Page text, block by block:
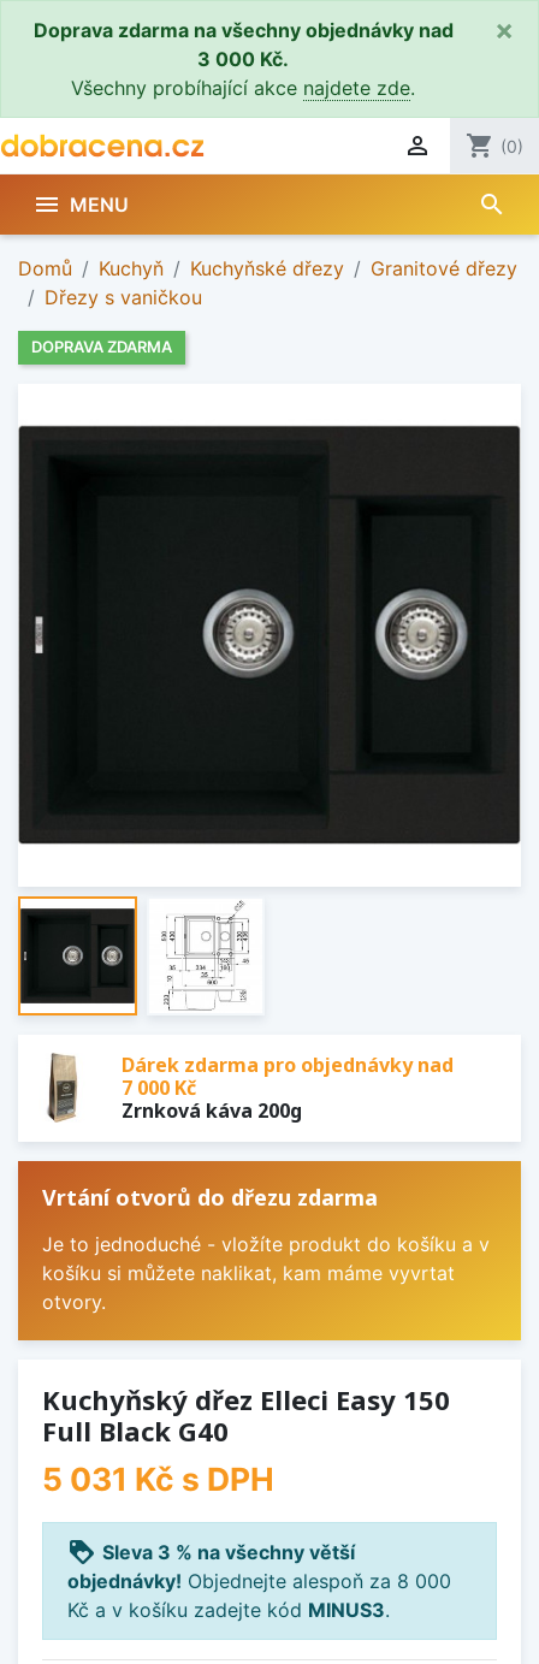
Doprava zdarma na všechny objednávky nad
3 000 Kč.
Všechny probíhající akce najdete zde.
×
 shopping_cart (0)
 MENU search
Domů Kuchyň Kuchyňské dřezy
Granitové dřezy
Dřezy s vaničkou
DOPRAVA ZDARMA
Dárek zdarma pro objednávky nad
7 000 Kč
Zrnková káva 200g
Vrtání otvorů do dřezu zdarma
Je to jednoduché - vložíte produkt do košíku a v
košíku si můžete naklikat, kam máme vyvrtat
otvory.
Kuchyňský dřez Elleci Easy 150
Full Black G40
5 031 Kč s DPH
loyalty Sleva 3 % na všechny větší
objednávky! Objednejte alespoň za 8 000
Kč a v košíku zadejte kód MINUS3.